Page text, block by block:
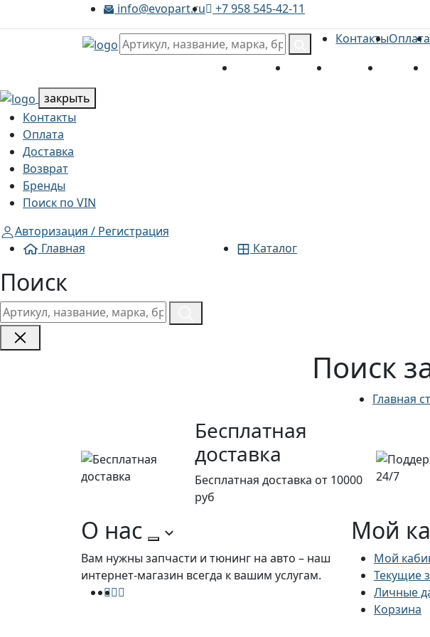
info@evopart.ru +7 958 545-42-11
Menu КонтактыОплата
Контакты Оплата Доставка Возврат
закрыть
Контакты
Оплата
Доставка
Возврат
Бренды
Поиск по VIN
Авторизация / Регистрация
Главная
Каталог
Поиск
Поиск
Главная
Бесплатная
доставка
Бесплатная доставка от 10000
руб
О нас
Вам нужны запчасти и тюнинг на авто – наш
интернет-магазин всегда к вашим услугам.
Мой
Мой
Текущие
Личные
Корзина